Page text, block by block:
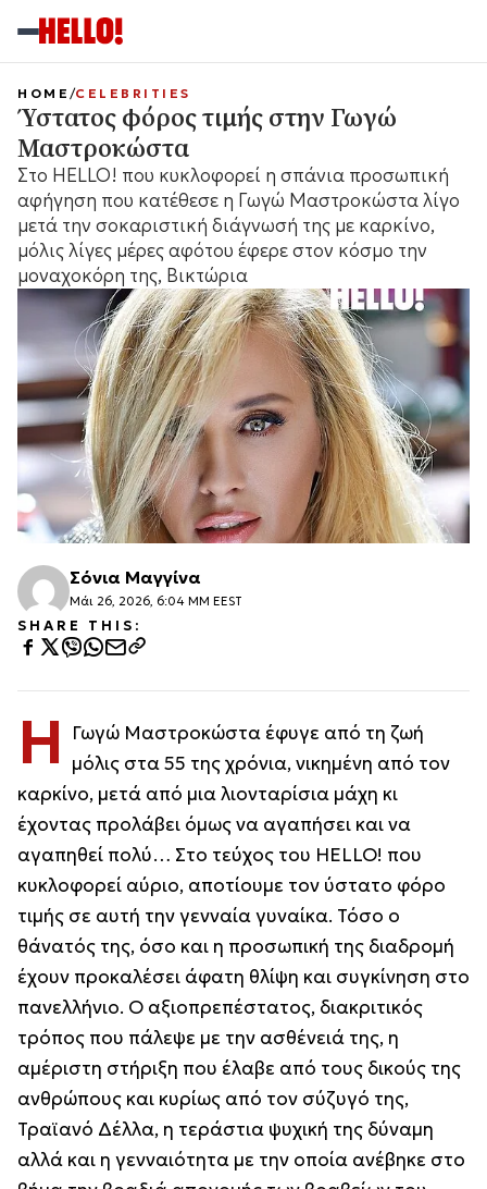
HOME CELEBRITIES
Ύστατος φόρος τιμής στην Γωγώ
Μαστροκώστα
Στο HELLO! που κυκλοφορεί η σπάνια προσωπική
αφήγηση που κατέθεσε η Γωγώ Μαστροκώστα λίγο
μετά την σοκαριστική διάγνωσή της με καρκίνο,
μόλις λίγες μέρες αφότου έφερε στον κόσμο την
μοναχοκόρη της, Βικτώρια
Σόνια Μαγγίνα
Μάι 26, 2026, 6:04 ΜΜ EEST
SHARE THIS:
Η
Γωγώ Μαστροκώστα έφυγε από τη ζωή
μόλις στα 55 της χρόνια, νικημένη από τον
καρκίνο, μετά από μια λιονταρίσια μάχη κι
έχοντας προλάβει όμως να αγαπήσει και να
αγαπηθεί πολύ… Στο τεύχος του HELLO! που
κυκλοφορεί αύριο, αποτίουμε τον ύστατο φόρο
τιμής σε αυτή την γενναία γυναίκα. Τόσο ο
θάνατός της, όσο και η προσωπική της διαδρομή
έχουν προκαλέσει άφατη θλίψη και συγκίνηση στο
πανελλήνιο. Ο αξιοπρεπέστατος, διακριτικός
τρόπος που πάλεψε με την ασθένειά της, η
αμέριστη στήριξη που έλαβε από τους δικούς της
ανθρώπους και κυρίως από τον σύζυγό της,
Τραϊανό Δέλλα, η τεράστια ψυχική της δύναμη
αλλά και η γενναιότητα με την οποία ανέβηκε στο